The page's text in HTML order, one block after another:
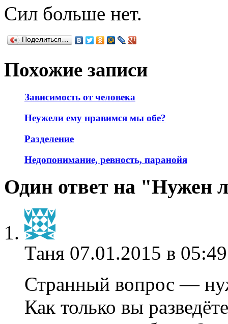
Сил больше нет.
Поделиться…
Похожие записи
Зависимость от человека
Неужели ему нравимся мы обе?
Разделение
Недопонимание, ревность, паранойя
Один ответ на "Нужен
Таня 07.01.2015 в
Странный вопрос —
Как только вы